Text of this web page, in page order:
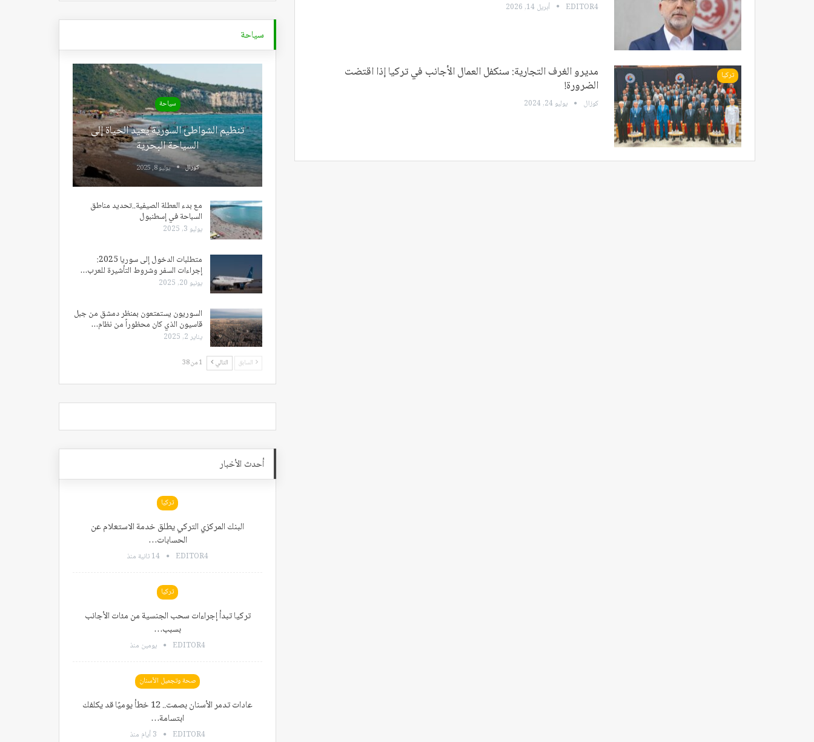
EDITOR4 أبريل 14, 2026
تركيا مديرو الغرف التجارية: سنكفل العمال الأجانب في تركيا إذا اقتضت
الضرورة!
كوزال يوليو 24, 2024
سياحة
سياحة
تنظيم الشواطئ السورية يعيد الحياة إلى
السياحة البحرية
كوزال يوليو 8, 2025
مع بدء العطلة الصيفية..تحديد مناطق
السباحة في إسطنبول
يوليو 3, 2025
متطلبات الدخول إلى سوريا 2025:
إجراءات السفر وشروط التأشيرة للعرب…
يونيو 20, 2025
السوريون يستمتعون بمنظر دمشق من جبل
قاسيون الذي كان محظوراً من نظام…
يناير 2, 2025
السابق التالي 1 من 38
أحدث الأخبار
تركيا
البنك المركزي التركي يطلق خدمة الاستعلام عن
الحسابات…
EDITOR4 14 ثانية منذ
تركيا
تركيا تبدأ إجراءات سحب الجنسية من مئات الأجانب
بسبب…
EDITOR4 يومين منذ
صحة وتجميل الأسنان
عادات تدمر الأسنان بصمت.. 12 خطأ يوميًا قد يكلفك
ابتسامة…
EDITOR4 3 أيام منذ